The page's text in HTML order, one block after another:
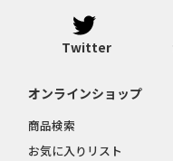
Twitter
オンラインショップ
商品検索
お気に入りリスト